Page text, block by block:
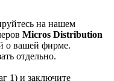
на нашем
Micros Distribution
о вашей фирме.
отдельно.
1) и заключите